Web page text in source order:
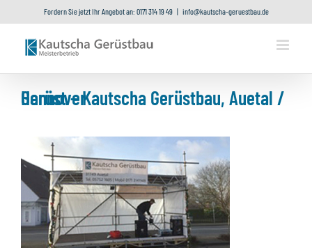
springen
Fordern Sie jetzt Ihr Angebot an: 0171 314 19 49 | info@kautscha-geruestbau.de
Gerüst – Kautscha Gerüstbau, Auetal / Hannover